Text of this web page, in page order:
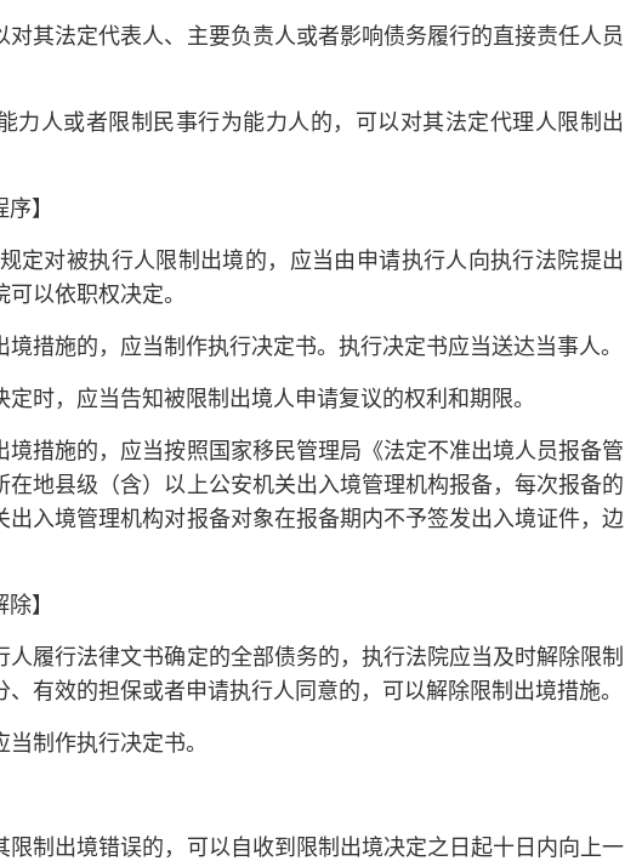
其法定代表人、主要负责人或者影响债务履行的直接责任人员
人或者限制民事行为能力人的，可以对其法定代理人限制出
】
被执行人限制出境的，应当由申请执行人向执行法院提出
以依职权决定。
施的，应当制作执行决定书。执行决定书应当送达当事人。
，应当告知被限制出境人申请复议的权利和期限。
措施的，应当按照国家移民管理局《法定不准出境人员报备管
在地县级（含）以上公安机关出入境管理机构报备，每次报备的
出入境管理机构对报备对象在报备期内不予签发出入境证件，边
】
行法律文书确定的全部债务的，执行法院应当及时解除限制
有效的担保或者申请执行人同意的，可以解除限制出境措施。
制作执行决定书。
制出境错误的，可以自收到限制出境决定之日起十日内向上一